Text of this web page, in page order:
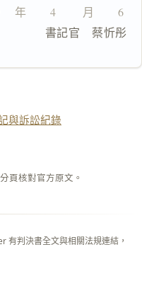
年　　4 　　月　　6
書記官　蔡忻彤
與訴訟紀錄
頁核對官方原文。
有判決書全文與相關法規連結，